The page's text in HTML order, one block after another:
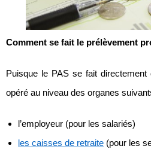
Comment se fait le prélèvement
Puisque le PAS se fait
opéré au niveau des organes
l’employeur (pour les salariés)
les caisses de retraite (pour les